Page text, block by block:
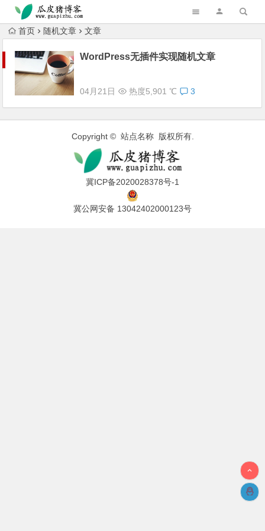
跳转到主内容
首页 随机文章 文章
WordPress无插件实现随机文章
04月21日 热度5,901 ℃ 3
Copyright © 站点名称 版权所有.
冀ICP备2020028378号-1
冀公网安备 13042402000123号